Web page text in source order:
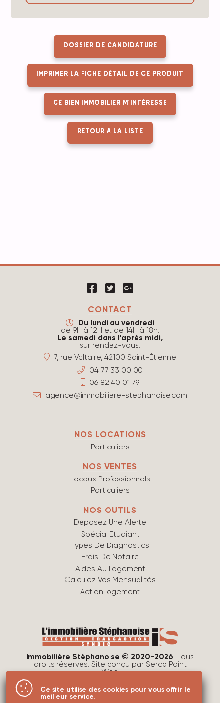
DOSSIER DE CANDIDATURE
IMPRIMER LA FICHE DÉTAIL DE CE PRODUIT
CE BIEN IMMOBILIER M'INTÉRESSE
RETOUR À LA LISTE
CONTACT
Du lundi au vendredi
de 9H à 12H et de 14H à 18h.
Le samedi dans l'après midi,
sur rendez-vous.
7, rue Voltaire, 42100 Saint-Étienne
04 77 33 00 00
06 82 40 01 79
agence@immobiliere-stephanoise.com
NOS LOCATIONS
Particuliers
NOS VENTES
Locaux Professionnels
Particuliers
NOS OUTILS
Déposez Une Alerte
Spécial Etudiant
Types De Diagnostics
Frais De Notaire
Aides Au Logement
Calculez Vos Mensualités
Action logement
Immobilière Stéphanoise © 2020-2026. Tous
droits réservés. Site conçu par Serco Point
Web.
Protection des données
Ce site utilise des cookies pour vous offrir le
meilleur service.